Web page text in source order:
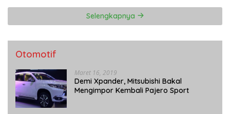
Selengkapnya
Otomotif
Maret 16, 2019
Demi Xpander, Mitsubishi Bakal
Mengimpor Kembali Pajero Sport